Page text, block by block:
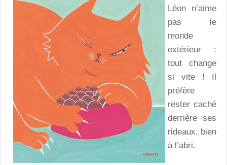
Léon n’aime
pas le
monde
extérieur :
tout change
si vite ! Il
préfère
rester caché
derrière ses
rideaux, bien
à l’abri.